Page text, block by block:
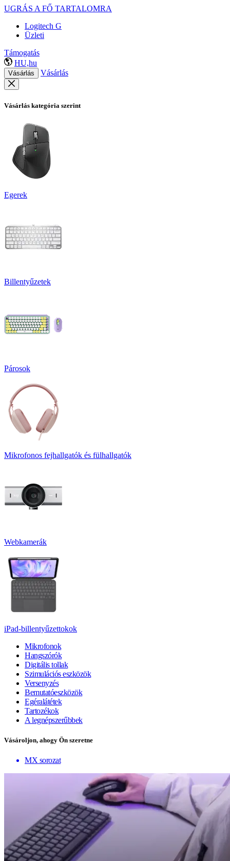
UGRÁS A FŐ TARTALOMRA
Logitech G
Üzleti
Támogatás
HU,hu
Vásárlás Vásárlás
Vásárlás kategória szerint
Egerek
Billentyűzetek
Párosok
Mikrofonos fejhallgatók és fülhallgatók
Webkamerák
iPad-billentyűzettokok
Mikrofonok
Hangszórók
Digitális tollak
Szimulációs eszközök
Versenyzés
Bemutatóeszközök
Egéralátétek
Tartozékok
A legnépszerűbbek
Vásároljon, ahogy Ön szeretne
MX sorozat